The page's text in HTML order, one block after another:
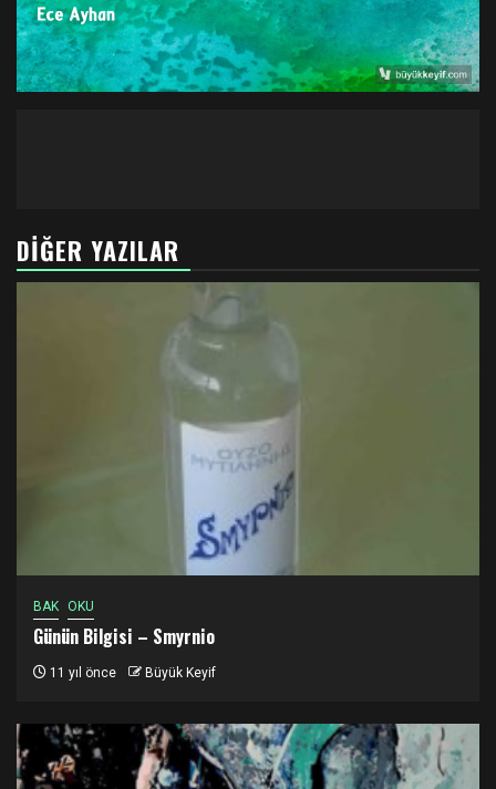
DIĞER YAZILAR
BAK OKU
Günün Bilgisi – Smyrnio
11 yıl önce Büyük Keyif